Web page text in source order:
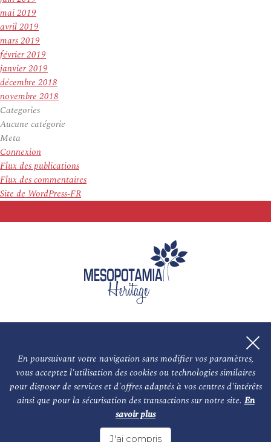
En poursuivant votre navigation sans modifier vos paramètres,
vous acceptez l'utilisation des cookies ou technologies similaires
pour disposer de services et d'offres adaptés à vos centres d'intérêts
ainsi que pour la sécurisation des transactions sur notre site.En
savoir plus
J'ai compris
mai 2019
avril 2019
mars 2019
février 2019
janvier 2019
décembre 2018
novembre 2018
Categories
Aucune catégorie
Meta
Connexion
Flux des publications
Flux des commentaires
Site de WordPress-FR
L'association NOS PARTENAIRES
Le conseil scientifique et nos experts Les auteurs
Mentions légales Nous contacter